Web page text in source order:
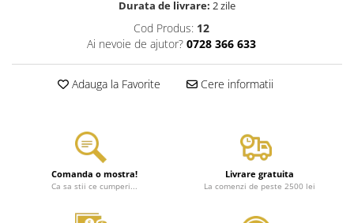
Durata de livrare: 2 zile
Cod Produs: 12
Ai nevoie de ajutor? 0728 366 633
Adauga la Favorite Cere informatii
Comanda o mostra!
Ca sa stii ce cumperi...
Livrare gratuita
La comenzi de peste 2500 lei